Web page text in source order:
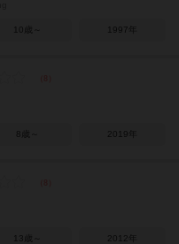
10歳～ 1997年
8歳～ 2019年
13歳～ 2012年